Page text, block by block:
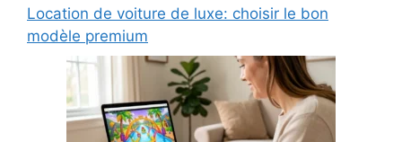
Location de voiture de luxe: choisir le bon
modèle premium